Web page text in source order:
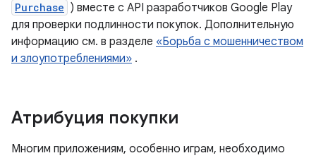
Purchase ) вместе с API разработчиков Google Play
для проверки подлинности покупок. Дополнительную
информацию см. в разделе «Борьба с мошенничеством
и злоупотреблениями» .
Атрибуция покупки
Многим приложениям, особенно играм, необходимо